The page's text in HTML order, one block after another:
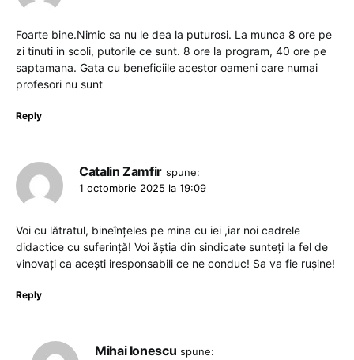
Foarte bine.Nimic sa nu le dea la puturosi. La munca 8 ore pe
zi tinuti in scoli, putorile ce sunt. 8 ore la program, 40 ore pe
saptamana. Gata cu beneficiile acestor oameni care numai
profesori nu sunt
Reply
Catalin Zamfir spune:
1 octombrie 2025 la 19:09
Voi cu lătratul, bineînțeles pe mina cu iei ,iar noi cadrele
didactice cu suferință! Voi ăștia din sindicate sunteți la fel de
vinovați ca acești iresponsabili ce ne conduc! Sa va fie rușine!
Reply
Mihai Ionescu spune: